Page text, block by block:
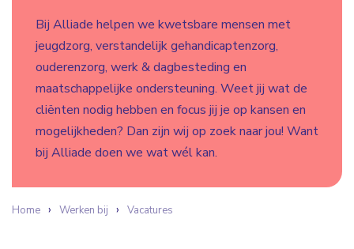
Bij Alliade helpen we kwetsbare mensen met
jeugdzorg, verstandelijk gehandicaptenzorg,
ouderenzorg, werk & dagbesteding en
maatschappelijke ondersteuning. Weet jij wat de
cliënten nodig hebben en focus jij je op kansen en
mogelijkheden? Dan zijn wij op zoek naar jou! Want
bij Alliade doen we wat wél kan.
Home Werken bij Vacatures